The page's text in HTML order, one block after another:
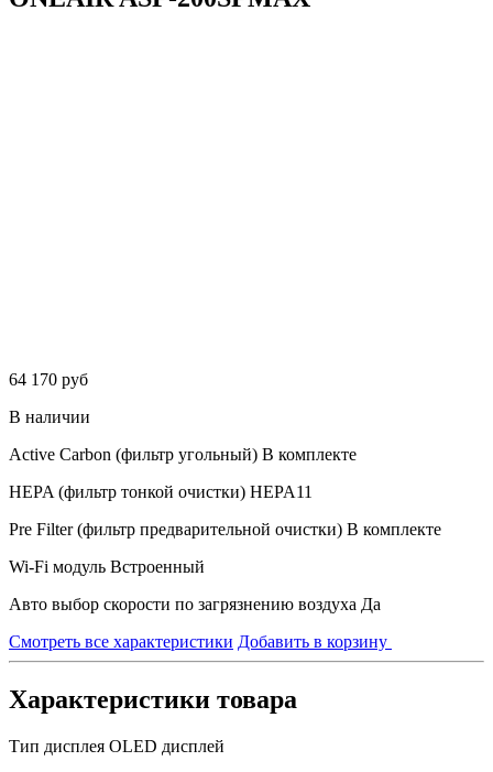
64 170 руб
В наличии
Active Carbon (фильтр угольный) В комплекте
HEPA (фильтр тонкой очистки) HEPA11
Pre Filter (фильтр предварительной очистки) В комплекте
Wi-Fi модуль Встроенный
Авто выбор скорости по загрязнению воздуха Да
Смотреть все характеристики Добавить в корзину
Характеристики товара
Тип дисплея OLED дисплей